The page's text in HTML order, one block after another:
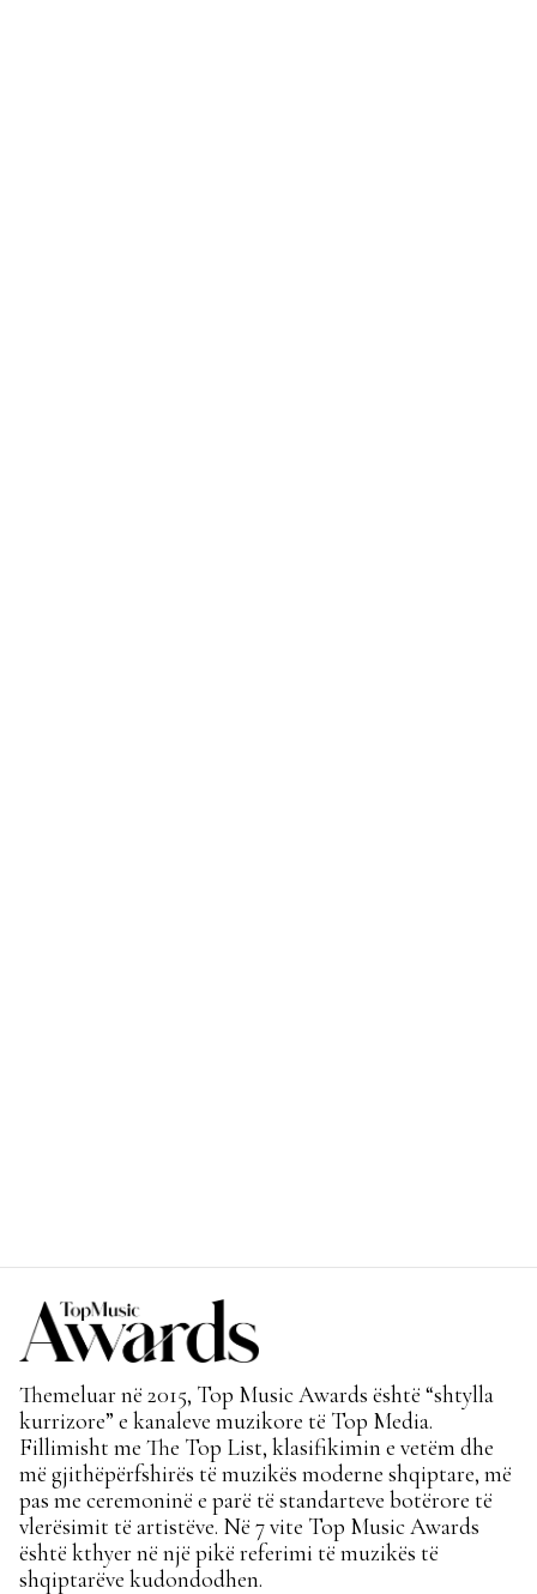
Themeluar në 2015, Top Music Awards është “shtylla
kurrizore” e kanaleve muzikore të Top Media.
Fillimisht me The Top List, klasifikimin e vetëm dhe
më gjithëpërfshirës të muzikës moderne shqiptare, më
pas me ceremoninë e parë të standarteve botërore të
vlerësimit të artistëve. Në 7 vite Top Music Awards
është kthyer në një pikë referimi të muzikës të
shqiptarëve kudondodhen.